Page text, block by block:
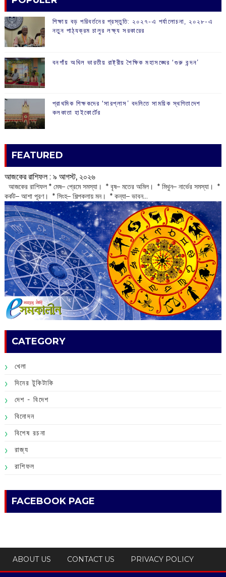
শিক্ষায় বড় পরিবর্তনের প্রস্তুতি: ২০২৭-এ পর্যালোচনা, ২০২৮-এ
নতুন পাঠ্যক্রম চালুর লক্ষ্য সরকারের
বনগাঁয় অখিল ভারতীয় রাষ্ট্রীয় শৈক্ষিক মহাসঙ্ঘের ‘গুরু বন্দন’
প্রাথমিক শিক্ষকদের ‘সারপ্লাস’ বদলিতে সাময়িক স্থগিতাদেশ
কলকাতা হাইকোর্টের
FEATURED
আজকের রাশিফল :‌ ‌‌৯ আগস্ট, ২০২৬
‌ আজকের রাশিফল * মেষ– প্রেমে সমস্যা। * বৃষ– মতের অমিল। * মিথুন– নার্ভের সমস্যা। *
কর্কট– আশা পূরণ। * সিংহ– শিল্পকলায় মন। * কন্যা– ভাবন...
CATEGORY
খেলা
দিনের টুকিটাকি
দেশ - বিদেশ
বিনোদন
বিশেষ রচনা
রাজ্য
রাশিফল
FACEBOOK PAGE
ABOUT US CONTACT US PRIVACY POLICY